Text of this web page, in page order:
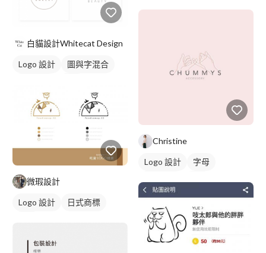
白貓設計Whitecat Design
Logo 設計
圖與字混合
微瑕設計
Logo 設計
日式商標
Christine
Logo 設計
字母